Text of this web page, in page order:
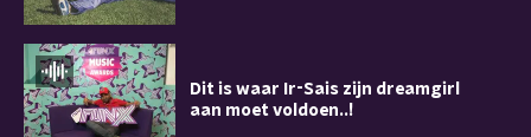
Dit is waar Ir-Sais zijn dreamgirl
aan moet voldoen..!